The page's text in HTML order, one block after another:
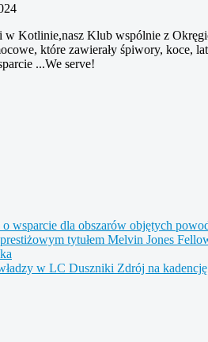
Kotlinie,nasz Klub wspólnie z
które zawierały śpiwory, koce,
...We serve!
wsparcie dla obszarów objętych
tytułem Melvin Jones
w LC Duszniki Zdrój na